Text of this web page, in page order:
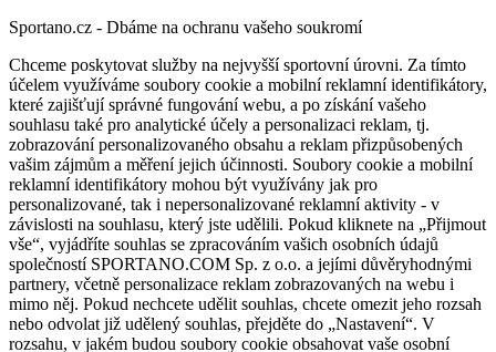
Sportano.cz - Dbáme na ochranu vašeho soukromí
Chceme poskytovat služby na nejvyšší sportovní úrovni. Za tímto
účelem využíváme soubory cookie a mobilní reklamní identifikátory,
které zajišťují správné fungování webu, a po získání vašeho
souhlasu také pro analytické účely a personalizaci reklam, tj.
zobrazování personalizovaného obsahu a reklam přizpůsobených
vašim zájmům a měření jejich účinnosti. Soubory cookie a mobilní
reklamní identifikátory mohou být využívány jak pro
personalizované, tak i nepersonalizované reklamní aktivity - v
závislosti na souhlasu, který jste udělili. Pokud kliknete na „Přijmout
vše“, vyjádříte souhlas se zpracováním vašich osobních údajů
společností SPORTANO.COM Sp. z o.o. a jejími důvěryhodnými
partnery, včetně personalizace reklam zobrazovaných na webu i
mimo něj. Pokud nechcete udělit souhlas, chcete omezit jeho rozsah
nebo odvolat již udělený souhlas, přejděte do „Nastavení“. V
rozsahu, v jakém budou soubory cookie obsahovat vaše osobní